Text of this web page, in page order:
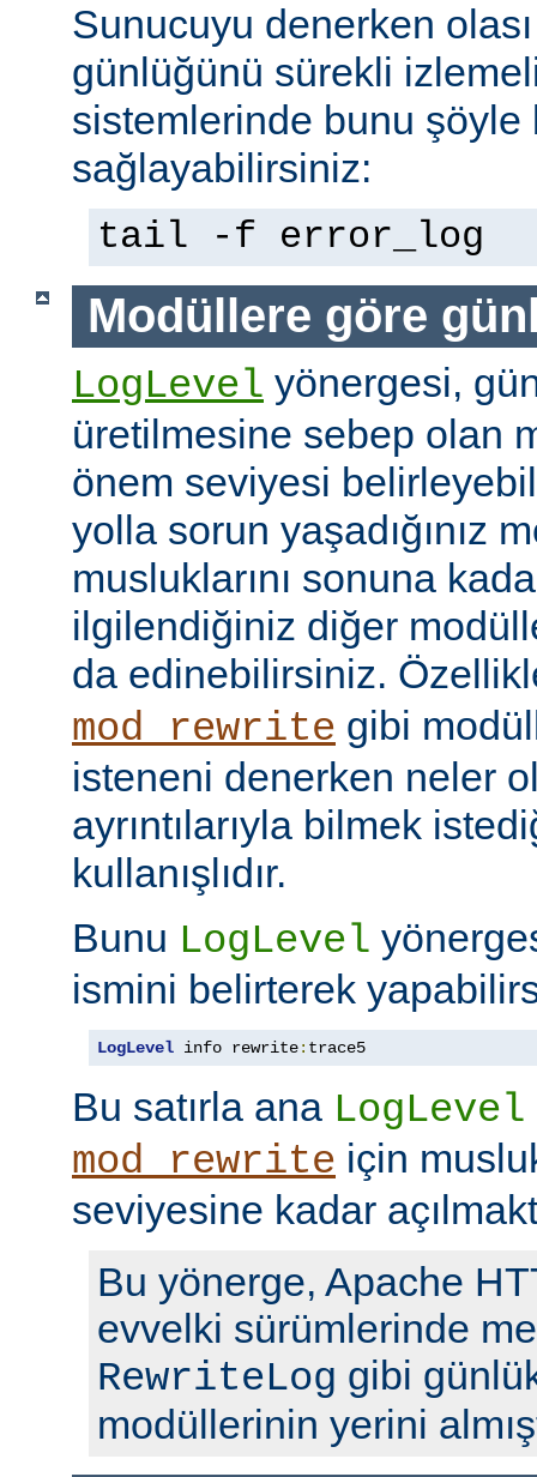
Sunucuyu denerken
günlüğünü sürekli
sistemlerinde bunu şöyle
sağlayabilirsiniz:
tail -f error_log
Modüllere göre
LogLevel yönergesi,
üretilmesine sebep olan
önem seviyesi
yolla sorun yaşadığınız
musluklarını sonuna
ilgilendiğiniz diğer
da edinebilirsiniz.
mod_rewrite gibi
isteneni denerken neler
ayrıntılarıyla bilmek
kullanışlıdır.
Bunu LogLevel
ismini belirterek
LogLevel info rewrite: trace5
Bu satırla ana LogLevel
mod_rewrite için
seviyesine kadar
Bu yönerge, Apache
evvelki sürümlerinde
RewriteLog gibi
modüllerinin yerini